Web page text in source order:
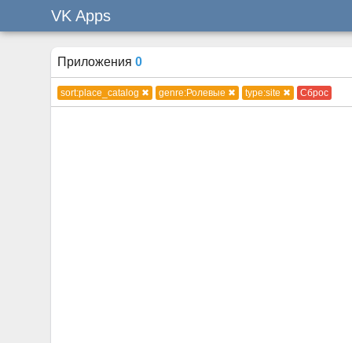
VK Apps
Приложения 0
sort:place_catalog ✖ genre:Ролевые ✖ type:site ✖ Сброс